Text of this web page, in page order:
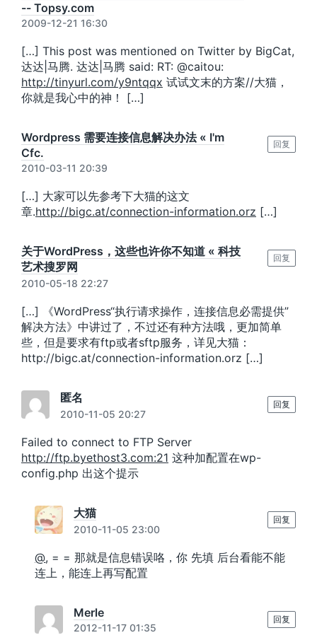
-- Topsy.com
2009-12-21 16:30
[…] This post was mentioned on Twitter by BigCat,
达达|马腾. 达达|马腾 said: RT: @caitou:
http://tinyurl.com/y9ntqqx 试试文末的方案//大猫，
你就是我心中的神！ […]
Wordpress 需要连接信息解决办法 « I'm
Cfc.
2010-03-11 20:39
[…] 大家可以先参考下大猫的这文
章.http://bigc.at/connection-information.orz […]
回复
关于WordPress，这些也许你不知道 « 科技
艺术搜罗网
2010-05-18 22:27
[…] 《WordPress“执行请求操作，连接信息必需提供”
解决方法》中讲过了，不过还有种方法哦，更加简单
些，但是要求有ftp或者sftp服务，详见大猫：
http://bigc.at/connection-information.orz […]
回复
匿名
2010-11-05 20:27
Failed to connect to FTP Server
http://ftp.byethost3.com:21 这种加配置在wp-
config.php 出这个提示
回复
大猫
2010-11-05 23:00
@, = = 那就是信息错误咯，你 先填 后台看能不能
连上，能连上再写配置
回复
Merle
2012-11-17 01:35
回复